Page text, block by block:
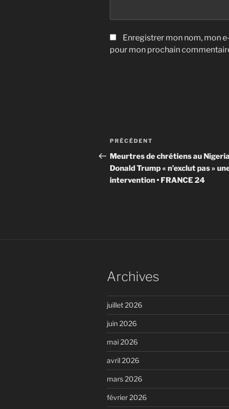
Enregistrer mon nom, mon
pour mon prochain
Navigation
de
l’article
Article
précédent
PRÉCÉDENT
Meurtres de chrétiens au
Donald Trump « n’exclut pas »
intervention • FRANCE 24
Archives
juillet 2026
juin 2026
mai 2026
avril 2026
mars 2026
février 2026